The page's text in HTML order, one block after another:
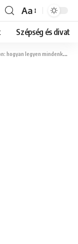
Font
Resizer
Aa
Szépség és divat
legyen mindenki nyugodt?